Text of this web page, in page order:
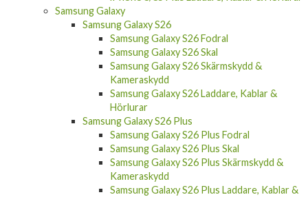
Samsung Galaxy
Samsung Galaxy S26
Samsung Galaxy S26 Fodral
Samsung Galaxy S26 Skal
Samsung Galaxy S26 Skärmskydd &
Kameraskydd
Samsung Galaxy S26 Laddare, Kablar &
Hörlurar
Samsung Galaxy S26 Plus
Samsung Galaxy S26 Plus Fodral
Samsung Galaxy S26 Plus Skal
Samsung Galaxy S26 Plus Skärmskydd &
Kameraskydd
Samsung Galaxy S26 Plus Laddare, Kablar &